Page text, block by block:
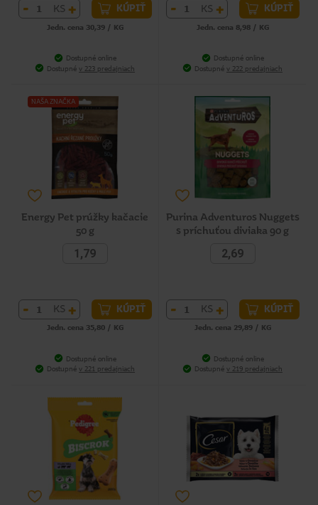
- KS + KÚPIŤ
Jedn. cena 30,39 / KG
Dostupné online
Dostupné v 223 predajniach
- KS + KÚPIŤ
Jedn. cena 8,98 / KG
Dostupné online
Dostupné v 222 predajniach
NAŠA ZNAČKA
Energy Pet prúžky kačacie
50 g
1,79
- KS + KÚPIŤ
Jedn. cena 35,80 / KG
Dostupné online
Dostupné v 221 predajniach
Purina Adventuros Nuggets
s príchuťou diviaka 90 g
2,69
- KS + KÚPIŤ
Jedn. cena 29,89 / KG
Dostupné online
Dostupné v 219 predajniach